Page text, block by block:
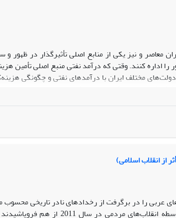
و نیز یکی از منابع اصلی تأثیرگذار در ظهور
اداره کنند. وقتی که درآمد نفتی منبع اصلی تأمین
مختلف ایران با درآمدهای نفتی و چگونگی
شده‌است نقش نفت در حکومت محمدرضا پهلوی تبیین
حکومت محمدرضا پهلوی از زاویة نفت پرداخته
و روانی شاه در عملکرد و ساختار نظام تأثیر بسیاری
شخصیت شاه وابسته به نفت بود. یافته‌های این مقاله
به تزلزل ارکان روانی او بود.
از انقلاب اسلامی)
واسطه انقلاب‌های مردمی در سال